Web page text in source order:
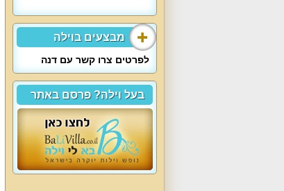
מבצעים בוילה
לפרטים צרו קשר עם דנה
בעל וילה? פרסם באתר